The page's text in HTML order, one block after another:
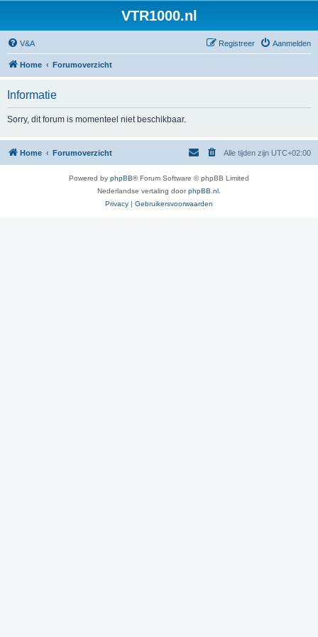
VTR1000.nl
V&A Aanmelden
Registreer
Home Forumoverzicht
Informatie
Sorry, dit forum is momenteel niet beschikbaar.
Home Forumoverzicht Alle tijden zijn UTC+02:00
Powered by phpBB® Forum Software © phpBB Limited
Nederlandse vertaling doorphpBB.nl
Privacy | Gebruikersvoorwaarden